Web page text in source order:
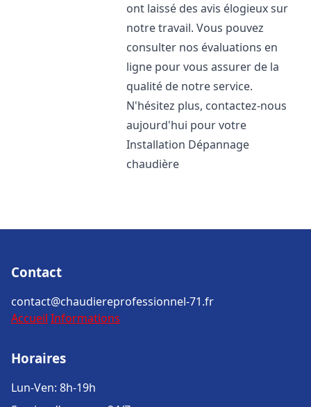
ont laissé des avis élogieux sur
notre travail. Vous pouvez
consulter nos évaluations en
ligne pour vous assurer de la
qualité de notre service.
N'hésitez plus, contactez-nous
aujourd'hui pour votre
Installation Dépannage
chaudière
Contact
contact@chaudiereprofessionnel-71.fr
Accueil Informations
Horaires
Lun-Ven: 8h-19h